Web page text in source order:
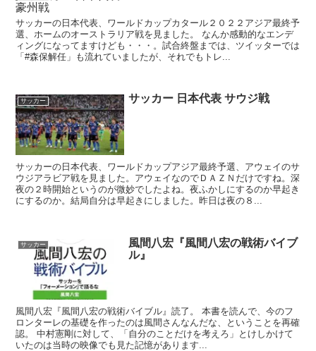
サッカーの日本代表、ワールドカップカタール２０２２アジア最終予
選、ホームのオーストラリア戦を見ました。 なんか感動的なエンデ
ィングになってますけども・・・。試合終盤までは、ツイッターでは
「#森保解任」も流れていましたが、それでもトレ...
サッカー サッカー 日本代表 サウジ戦
サッカーの日本代表、ワールドカップアジア最終予選、アウェイのサ
ウジアラビア戦を見ました。アウェイなのでＤＡＺＮだけですね。深
夜の２時開始というのが微妙でしたよね。夜ふかしにするのか早起き
にするのか。結局自分は早起きにしました。昨日は夜の８...
サッカー
風間八宏『風間八宏の戦術バイブ
ル』
風間八宏『風間八宏の戦術バイブル』読了。 本書を読んで、今のフ
ロンターレの基礎を作ったのは風間さんなんだな、ということを再確
認。 中村憲剛に対して、「自分のことだけを考えろ」とけしかけて
いたのは当時の映像でも見た記憶があります...